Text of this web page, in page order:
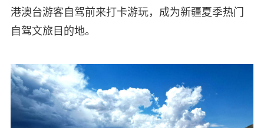
港澳台游客自驾前来打卡游玩，成为新疆夏季热门
自驾文旅目的地。